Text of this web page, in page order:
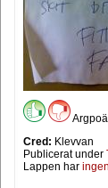
Cred: Klevvan
Publicerat under
Lappen har